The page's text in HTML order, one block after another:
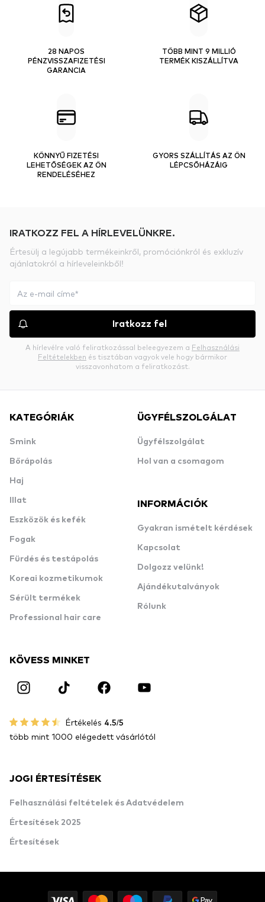
28 NAPOS
PÉNZVISSZAFIZETÉSI
GARANCIA
TÖBB MINT 9 MILLIÓ
TERMÉK KISZÁLLÍTVA
KÖNNYŰ FIZETÉSI
LEHETŐSÉGEK AZ ÖN
RENDELÉSÉHEZ
GYORS SZÁLLÍTÁS AZ ÖN
LÉPCSŐHÁZÁIG
IRATKOZZ FEL A HÍRLEVELÜNKRE.
Értesülj a legújabb termékeinkről, promóciónkról és exkluzív
ajánlatokról a hírleveleinkből!
Iratkozz fel
A hírlevélre való feliratkozással beleegyezem a Felhasználási
Feltételekben és tisztában vagyok vele hogy bármikor
visszavonhatom a feliratkozást.
KATEGÓRIÁK
Smink
Bőrápolás
Haj
Illat
Eszközök és kefék
Fogak
Fürdés és testápolás
Koreai kozmetikumok
Sérült termékek
Professional hair care
ÜGYFÉLSZOLGÁLAT
Ügyfélszolgálat
Hol van a csomagom
INFORMÁCIÓK
Gyakran ismételt kérdések
Kapcsolat
Dolgozz velünk!
Ajándékutalványok
Rólunk
KÖVESS MINKET
Értékelés 4.5/5
több mint 1000 elégedett vásárlótól
JOGI ÉRTESÍTÉSEK
Felhasználási feltételek és Adatvédelem
Értesítések 2025
Értesítések